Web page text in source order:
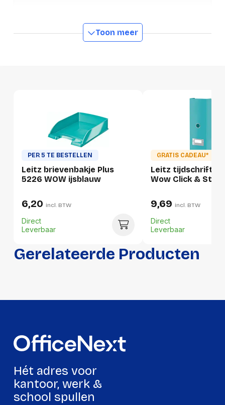
Ecolabel 1
FSC Mix
Ja
Rugbreedte Detail
5 cm
GTIN
4002432104062
Productformaat
Lengte
Breedte
80 mm
Gewicht
472 g
Hoeveelheid:
Breedte:
80 millimeter
Hoogte:
Lengte:
Toon meer
Gerelateerde Producten
PER 5 TE BESTELLEN
Leitz brievenbakje Plus
5226 WOW ijsblauw
6,20 incl. BTW
Direct
Leverbaar
GRATIS CADEAU*
Leitz
Wow Click &
9,69 incl. BTW
Direct
Leverbaar
Hét adres voor
kantoor, werk &
school spullen